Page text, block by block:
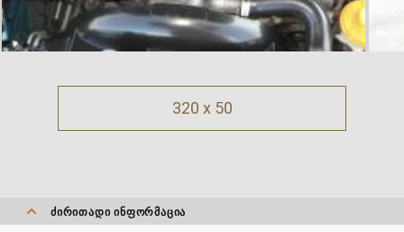
320 x 50
ᲫᲘᲠᲘᲗᲐᲓᲘ ᲘᲜᲤᲝᲠᲛᲐᲪᲘᲐ